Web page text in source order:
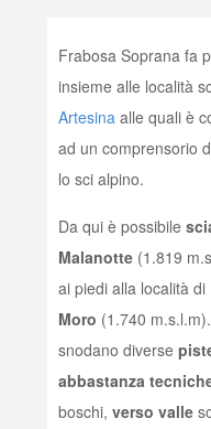
Frabosa Soprana fa
insieme alle località
Artesina alle quali è
ad un comprensorio
lo sci alpino.
Da qui è possibile
Malanotte(1.819
ai piedi alla località
Moro (1.740
snodano diverse
abbastanza
boschi, verso valle